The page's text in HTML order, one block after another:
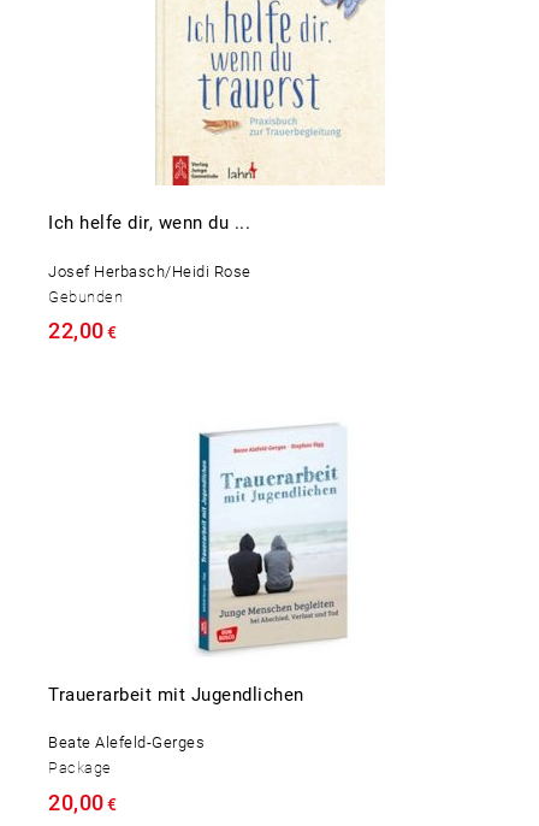
Ich helfe dir, wenn du ...
Josef Herbasch/Heidi Rose
Gebunden
22,00€
Trauerarbeit mit Jugendlichen
Beate Alefeld-Gerges
Package
20,00€